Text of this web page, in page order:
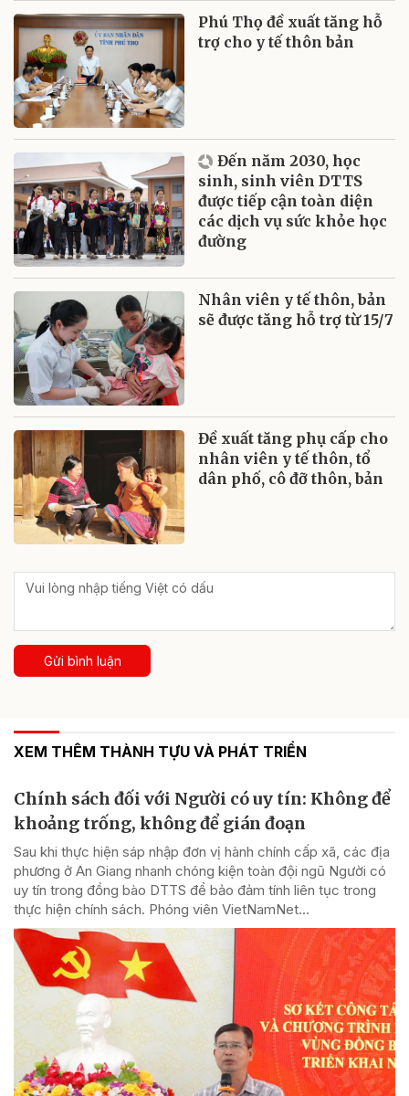
Phú Thọ đề xuất tăng hỗ
trợ cho y tế thôn bản
Đến năm 2030, học
sinh, sinh viên DTTS
được tiếp cận toàn diện
các dịch vụ sức khỏe học
đường
Nhân viên y tế thôn, bản
sẽ được tăng hỗ trợ từ 15/7
Đề xuất tăng phụ cấp cho
nhân viên y tế thôn, tổ
dân phố, cô đỡ thôn, bản
Gửi bình luận
XEM THÊM THÀNH TỰU VÀ PHÁT TRIỂN
Chính sách đối với Người có uy tín: Không để
khoảng trống, không để gián đoạn
Sau khi thực hiện sáp nhập đơn vị hành chính cấp xã, các địa
phương ở An Giang nhanh chóng kiện toàn đội ngũ Người có
uy tín trong đồng bào DTTS để bảo đảm tính liên tục trong
thực hiện chính sách. Phóng viên VietNamNet...